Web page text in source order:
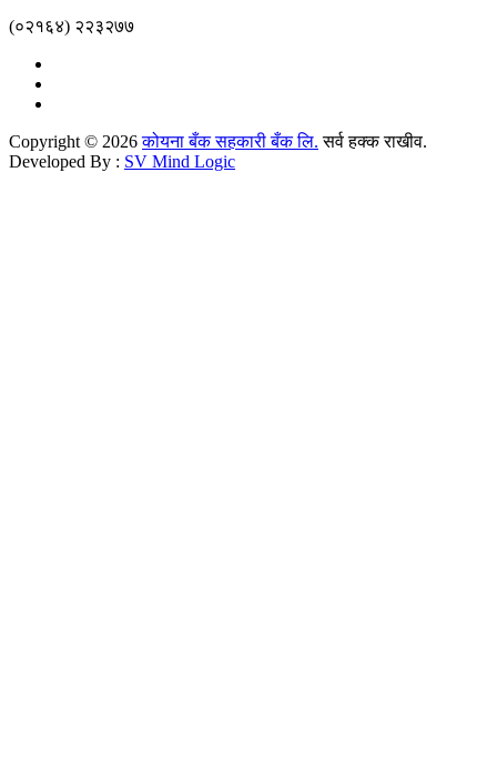
(०२१६४) २२३२७७
Copyright © 2026कोयना बँक सहकारी बँक लि. सर्व हक्क राखीव.
Developed By : SV Mind Logic